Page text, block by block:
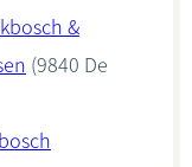
&
(9840 De